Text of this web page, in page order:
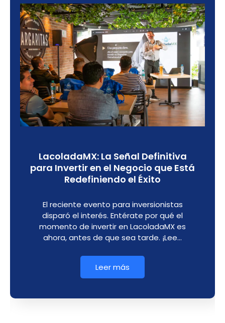
LacoladaMX: La Señal Definitiva
para Invertir en el Negocio que Está
Redefiniendo el Éxito
El reciente evento para inversionistas
disparó el interés. Entérate por qué el
momento de invertir en LacoladaMX es
ahora, antes de que sea tarde. ¡Lee…
Leer más